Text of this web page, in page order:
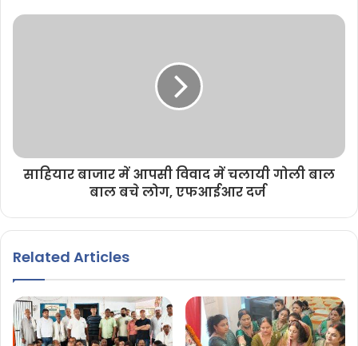
साहियार बाजार में आपसी विवाद में चलायी गोली बाल
बाल बचे लोग, एफआईआर दर्ज
Related Articles